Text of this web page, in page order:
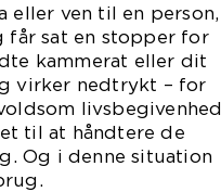
ven til en person,
får sat en stopper for
kammerat eller dit
virker nedtrykt – for
livsbegivenhed
til at håndtere de
Og i denne situation